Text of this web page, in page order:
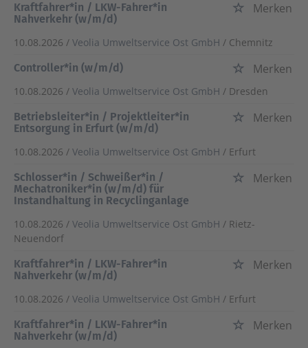
Kraftfahrer*in / LKW-Fahrer*in
Nahverkehr (w/m/d)
Merken
10.08.2026 / Veolia Umweltservice Ost GmbH / Chemnitz
Controller*in (w/m/d)
Merken
10.08.2026 / Veolia Umweltservice Ost GmbH / Dresden
Betriebsleiter*in / Projektleiter*in
Entsorgung in Erfurt (w/m/d)
Merken
10.08.2026 / Veolia Umweltservice Ost GmbH / Erfurt
Schlosser*in / Schweißer*in /
Mechatroniker*in (w/m/d) für
Instandhaltung in Recyclinganlage
Merken
10.08.2026 / Veolia Umweltservice Ost GmbH / Rietz-
Neuendorf
Kraftfahrer*in / LKW-Fahrer*in
Nahverkehr (w/m/d)
Merken
10.08.2026 / Veolia Umweltservice Ost GmbH / Erfurt
Kraftfahrer*in / LKW-Fahrer*in
Nahverkehr (w/m/d)
Merken